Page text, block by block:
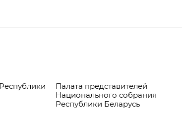
Палата представителей
Национального собрания
Республики Беларусь